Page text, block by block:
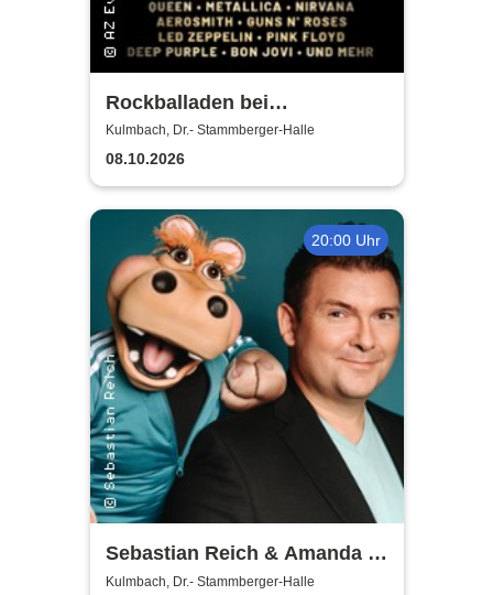
Rockballaden bei
Kerzenschein
Kulmbach, Dr.- Stammberger-Halle
08.10.2026
20:00 Uhr
Sebastian Reich & Amanda -
Purer Zufall
Kulmbach, Dr.- Stammberger-Halle